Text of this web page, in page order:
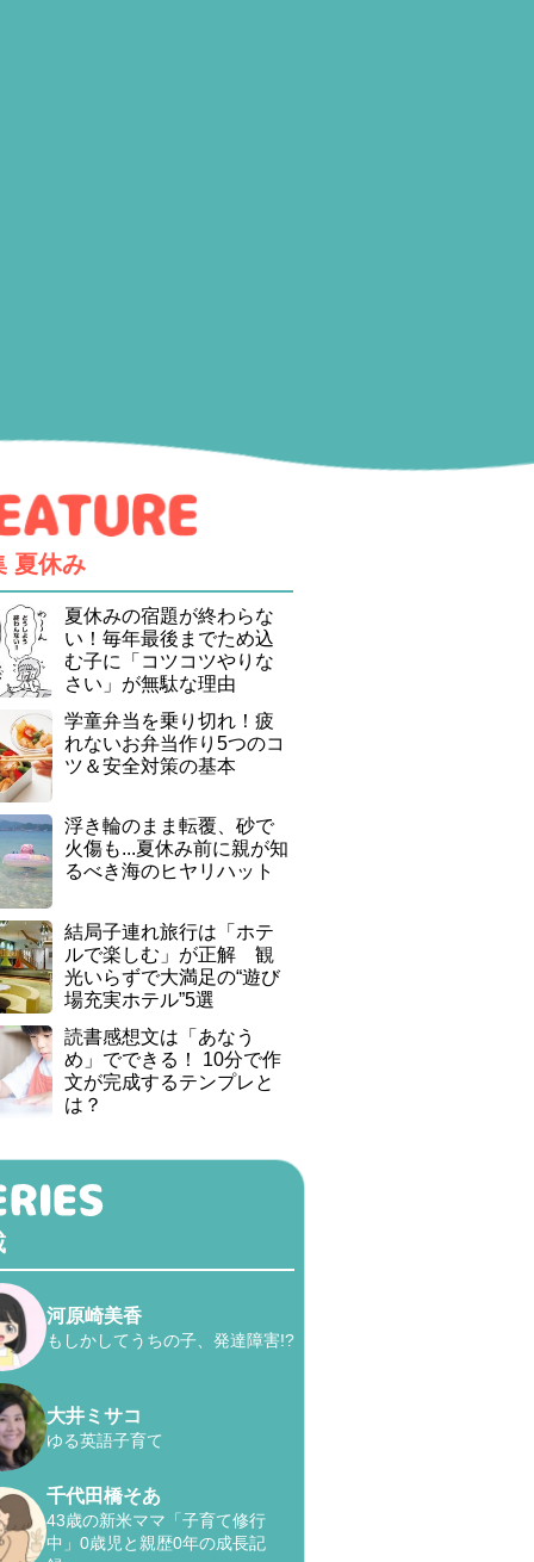
夏休み
夏休みの宿題が終わらな
い！毎年最後までため込
む子に「コツコツやりな
さい」が無駄な理由
学童弁当を乗り切れ！疲
れないお弁当作り5つのコ
ツ＆安全対策の基本
浮き輪のまま転覆、砂で
火傷も...夏休み前に親が知
るべき海のヒヤリハット
結局子連れ旅行は「ホテ
ルで楽しむ」が正解 観
光いらずで大満足の“遊び
場充実ホテル”5選
読書感想文は「あなう
め」でできる！ 10分で作
文が完成するテンプレと
は？
河原崎美香
もしかしてうちの子、発達障害!?
大井ミサコ
ゆる英語子育て
千代田橋そあ
43歳の新米ママ「子育て修行
中」0歳児と親歴0年の成長記